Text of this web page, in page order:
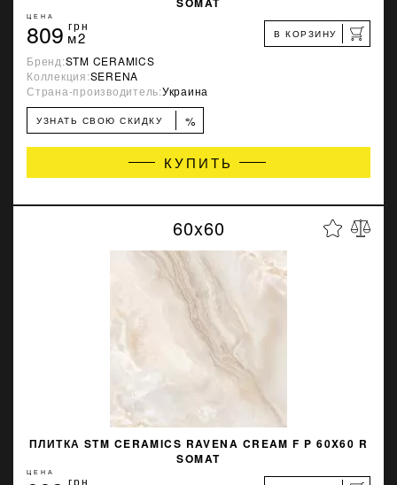
ЦЕНА
809 грн
м2 В КОРЗИНУ
Бренд:STM CERAMICS
Коллекция:SERENA
Страна-производитель:Украина
УЗНАТЬ СВОЮ СКИДКУ %
КУПИТЬ
60x60
ПЛИТКА STM CERAMICS RAVENA CREAM F P 60X60 R
SOMAT
ЦЕНА
грн